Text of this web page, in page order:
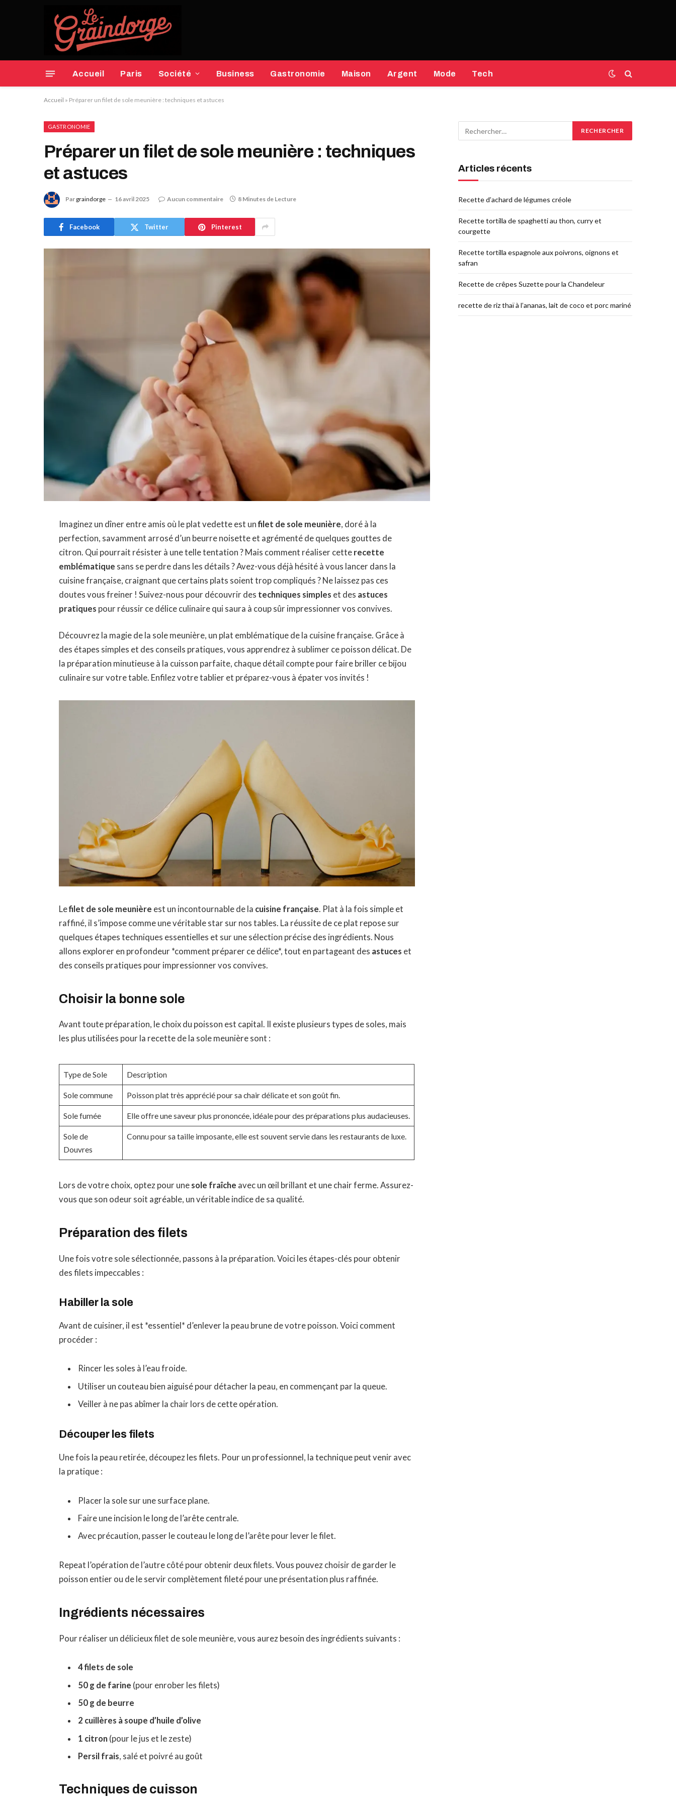
Accueil Paris Société Business Gastronomie Maison Argent Mode Tech
Accueil » Préparer un filet de sole meunière : techniques et astuces
GASTRONOMIE
Préparer un filet de sole meunière : techniques
et astuces
Par graindorge 16 avril 2025 Aucun commentaire 8 Minutes de Lecture
Facebook Twitter Pinterest
Imaginez un dîner entre amis où le plat vedette est unfilet de sole meunière, doré à la
perfection, savamment arrosé d’un beurre noisette et agrémenté de quelques gouttes de
citron. Qui pourrait résister à une telle tentation ? Mais comment réaliser cette recette
emblématique sans se perdre dans les détails ? Avez-vous déjà hésité à vous lancer dans la
cuisine française, craignant que certains plats soient trop compliqués ? Ne laissez pas ces
doutes vous freiner ! Suivez-nous pour découvrir des techniques simples et des astuces
pratiques pour réussir ce délice culinaire qui saura à coup sûr impressionner vos convives.
Découvrez la magie de la sole meunière, un plat emblématique de la cuisine française. Grâce à
des étapes simples et des conseils pratiques, vous apprendrez à sublimer ce poisson délicat. De
la préparation minutieuse à la cuisson parfaite, chaque détail compte pour faire briller ce bijou
culinaire sur votre table. Enfilez votre tablier et préparez-vous à épater vos invités !
Lefilet de sole meunière est un incontournable de la cuisine française. Plat à la fois simple et
raffiné, il s’impose comme une véritable star sur nos tables. La réussite de ce plat repose sur
quelques étapes techniques essentielles et sur une sélection précise des ingrédients. Nous
allons explorer en profondeur *comment préparer ce délice*, tout en partageant des astuces et
des conseils pratiques pour impressionner vos convives.
Choisir la bonne sole
Avant toute préparation, le choix du poisson est capital. Il existe plusieurs types de soles, mais
les plus utilisées pour la recette de la sole meunière sont :
Type de Sole Description
Sole commune Poisson plat très apprécié pour sa chair délicate et son goût fin.
Sole fumée Elle offre une saveur plus prononcée, idéale pour des préparations plus audacieuses.
Sole de
Douvres
Connu pour sa taille imposante, elle est souvent servie dans les restaurants de luxe.
Lors de votre choix, optez pour une sole fraîche avec un œil brillant et une chair ferme. Assurez-
vous que son odeur soit agréable, un véritable indice de sa qualité.
Préparation des filets
Une fois votre sole sélectionnée, passons à la préparation. Voici les étapes-clés pour obtenir
des filets impeccables :
Habiller la sole
Avant de cuisiner, il est *essentiel* d’enlever la peau brune de votre poisson. Voici comment
procéder :
Rincer les soles à l’eau froide.
Utiliser un couteau bien aiguisé pour détacher la peau, en commençant par la queue.
Veiller à ne pas abîmer la chair lors de cette opération.
Découper les filets
Une fois la peau retirée, découpez les filets. Pour un professionnel, la technique peut venir avec
la pratique :
Placer la sole sur une surface plane.
Faire une incision le long de l’arête centrale.
Avec précaution, passer le couteau le long de l’arête pour lever le filet.
Repeat l’opération de l’autre côté pour obtenir deux filets. Vous pouvez choisir de garder le
poisson entier ou de le servir complètement fileté pour une présentation plus raffinée.
Ingrédients nécessaires
Pour réaliser un délicieux filet de sole meunière, vous aurez besoin des ingrédients suivants :
4 filets de sole
50 g de farine (pour enrober les filets)
50 g de beurre
2 cuillères à soupe d’huile d’olive
1 citron (pour le jus et le zeste)
Persil frais, salé et poivré au goût
Techniques de cuisson
Articles récents
Recette d’achard de légumes créole
Recette tortilla de spaghetti au thon, curry et
courgette
Recette tortilla espagnole aux poivrons, oignons et
safran
Recette de crêpes Suzette pour la Chandeleur
recette de riz thaï à l’ananas, lait de coco et porc mariné